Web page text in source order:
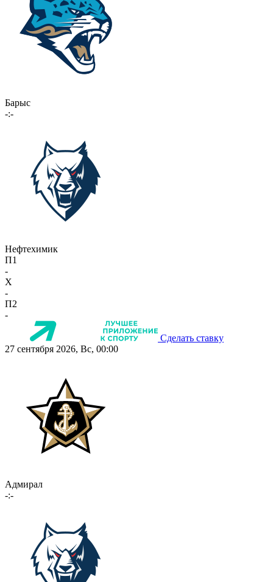
Барыс
-:-
Нефтехимик
П1
-
X
-
П2
-
Сделать ставку
27 сентября 2026, Вс, 00:00
Адмирал
-:-